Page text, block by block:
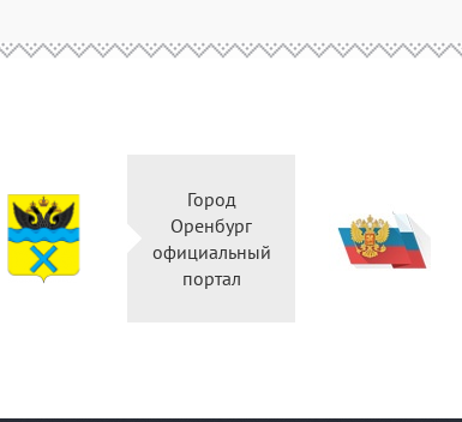
Город
Оренбург
официальный
портал